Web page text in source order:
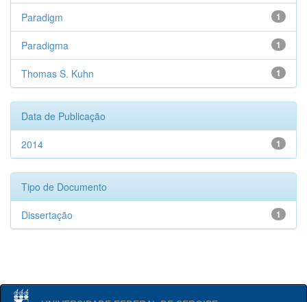
1
Paradigm
1
Paradigma
1
Thomas S. Kuhn
Data de Publicação
1
2014
Tipo de Documento
1
Dissertação